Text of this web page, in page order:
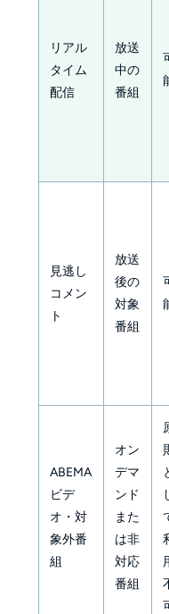
リアル
タイム
配信
放送
中の
番組
見逃し
コメン
ト
放送
後の
対象
番組
ABEMA
ビデ
オ・対
象外番
組
オン
デマ
ンド
また
は非
対応
番組